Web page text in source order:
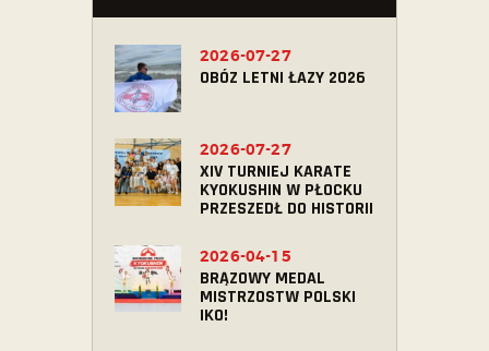
OBÓZ LETNI ŁAZY 2026
2026-07-27
XIV TURNIEJ KARATE
KYOKUSHIN W PŁOCKU
PRZESZEDŁ DO HISTORII
2026-07-27
BRĄZOWY MEDAL
MISTRZOSTW POLSKI
IKO!
2026-04-15